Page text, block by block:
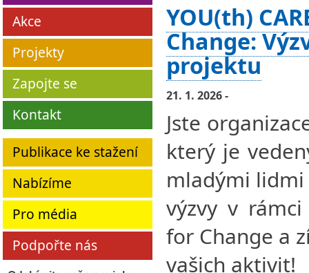
Akce
Projekty
Zapojte se
Kontakt
Publikace ke stažení
Nabízíme
Pro média
Podpořte nás
YOU(th)
Change:
projektu
21. 1. 2026 -
Jste
který je
mladými lidmi
výzvy v rámci
for Change a
vašich aktivit!